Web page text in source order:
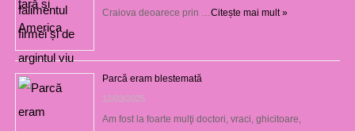
Craiova deoarece prin … Citește mai mult »
Parcă eram blestemată
12/03/2025
Am fost la foarte mulţi doctori, vraci, ghicitoare,